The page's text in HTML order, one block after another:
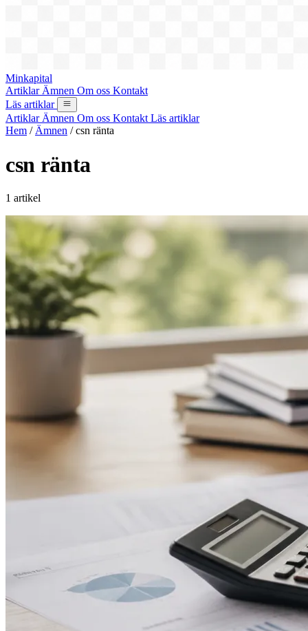
Minkapital
Artiklar Ämnen Om oss Kontakt
Läs artiklar
Artiklar Ämnen Om oss Kontakt Läs artiklar
Hem / Ämnen / csn ränta
csn ränta
1 artikel